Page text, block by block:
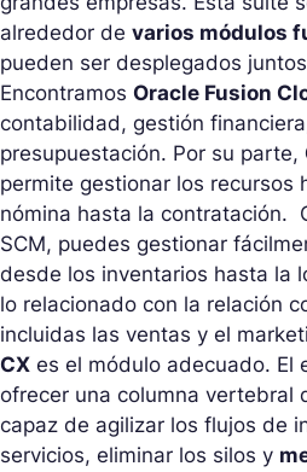
alrededor de varios módulos
pueden ser desplegados
Encontramos Oracle Fusion
contabilidad, gestión
presupuestación. Por su parte,
permite gestionar los recursos
nómina hasta la contratación.
SCM, puedes gestionar
desde los inventarios hasta la
lo relacionado con la relación
incluidas las ventas y el
CX es el módulo adecuado. El
ofrecer una columna vertebral
capaz de agilizar los flujos de
servicios, eliminar los silos y